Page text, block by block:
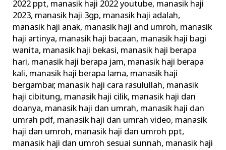
2022 ppt, manasik haji 2022 youtube, manasik haji
2023, manasik haji 3gp, manasik haji adalah,
manasik haji anak, manasik haji and umroh, manasik
haji artinya, manasik haji bacaan, manasik haji bagi
wanita, manasik haji bekasi, manasik haji berapa
hari, manasik haji berapa jam, manasik haji berapa
kali, manasik haji berapa lama, manasik haji
bergambar, manasik haji cara rasulullah, manasik
haji cibitung, manasik haji cilik, manasik haji dan
doanya, manasik haji dan umrah, manasik haji dan
umrah pdf, manasik haji dan umrah video, manasik
haji dan umroh, manasik haji dan umroh ppt,
manasik haji dan umroh sesuai sunnah, manasik haji